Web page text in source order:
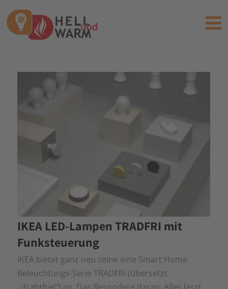
IKEA LED-Lampen TRADFRI mit
Funksteuerung
IKEA bietet ganz neu seine eine Smart Home
Beleuchtungs-Serie TRADFRI (übersetzt